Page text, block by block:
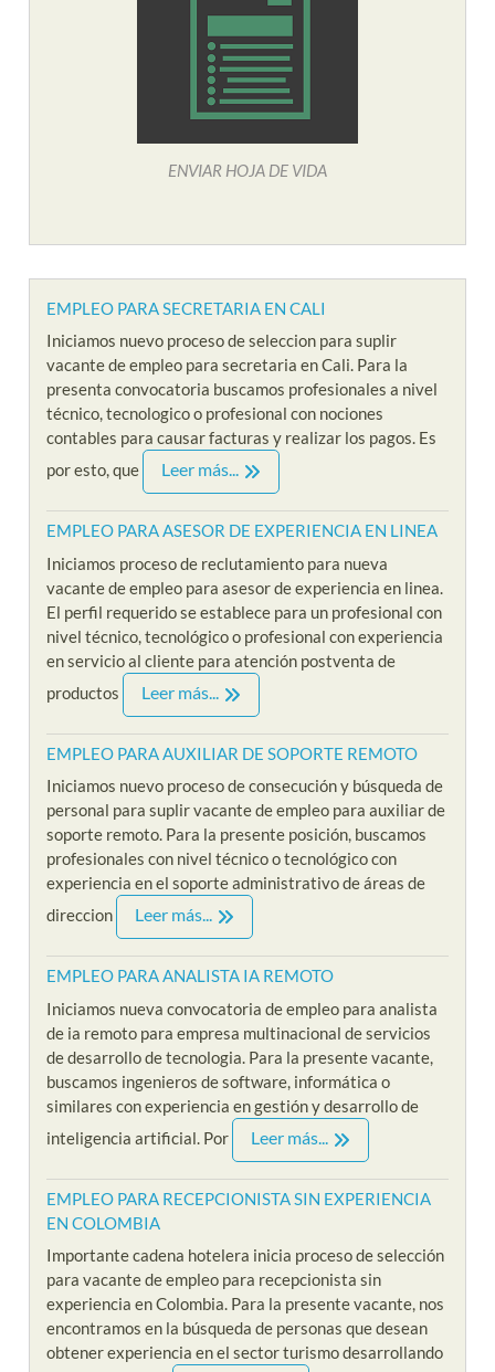
ENVIAR HOJA DE VIDA
EMPLEO PARA SECRETARIA EN CALI
Iniciamos nuevo proceso de seleccion para suplir
vacante de empleo para secretaria en Cali. Para la
presenta convocatoria buscamos profesionales a nivel
técnico, tecnologico o profesional con nociones
contables para causar facturas y realizar los pagos. Es
por esto, que
Leer más...
EMPLEO PARA ASESOR DE EXPERIENCIA EN LINEA
Iniciamos proceso de reclutamiento para nueva
vacante de empleo para asesor de experiencia en linea.
El perfil requerido se establece para un profesional con
nivel técnico, tecnológico o profesional con experiencia
en servicio al cliente para atención postventa de
productos
Leer más...
EMPLEO PARA AUXILIAR DE SOPORTE REMOTO
Iniciamos nuevo proceso de consecución y búsqueda de
personal para suplir vacante de empleo para auxiliar de
soporte remoto. Para la presente posición, buscamos
profesionales con nivel técnico o tecnológico con
experiencia en el soporte administrativo de áreas de
direccion
Leer más...
EMPLEO PARA ANALISTA IA REMOTO
Iniciamos nueva convocatoria de empleo para analista
de ia remoto para empresa multinacional de servicios
de desarrollo de tecnologia. Para la presente vacante,
buscamos ingenieros de software, informática o
similares con experiencia en gestión y desarrollo de
inteligencia artificial. Por
Leer más...
EMPLEO PARA RECEPCIONISTA SIN EXPERIENCIA
EN COLOMBIA
Importante cadena hotelera inicia proceso de selección
para vacante de empleo para recepcionista sin
experiencia en Colombia. Para la presente vacante, nos
encontramos en la búsqueda de personas que desean
obtener experiencia en el sector turismo desarrollando